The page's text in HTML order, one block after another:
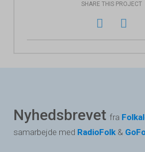
SHARE THIS PROJECT
Nyhedsbrevet fra
samarbejde med RadioFolk &